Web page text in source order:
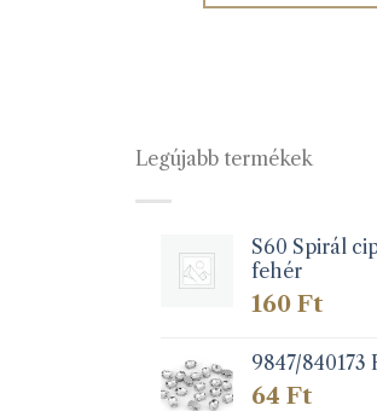
Legújabb termékek
S60 Spirál
fehér
160 Ft
9847/
64 Ft